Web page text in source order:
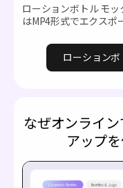
ローションボトル モ
はMP4形式でエクスポ
ローション
なぜオンライ
アップ